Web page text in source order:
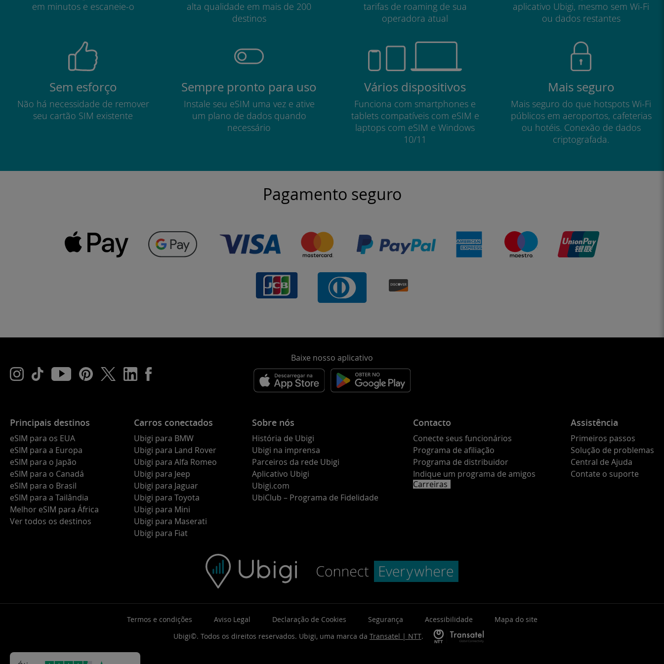
em minutos e escaneie-o
alta qualidade em mais de 200
destinos
tarifas de roaming de sua
operadora atual
aplicativo Ubigi, mesmo sem Wi-Fi
ou dados restantes
Sem esforço
Não há necessidade de remover
seu cartão SIM existente
Sempre pronto para uso
Instale seu eSIM uma vez e ative
um plano de dados quando
necessário
Vários dispositivos
Funciona com smartphones e
tablets compatíveis com eSIM e
laptops com eSIM e Windows
10/11
Mais seguro
Mais seguro do que hotspots Wi-Fi
públicos em aeroportos, cafeterias
ou hotéis. Conexão de dados
criptografada.
Pagamento seguro
Baixe nosso aplicativo
Principais destinos
eSIM para os EUA
eSIM para a Europa
eSIM para o Japão
eSIM para o Canadá
eSIM para o Brasil
eSIM para a Tailândia
Melhor eSIM para África
Ver todos os destinos
Carros conectados
Ubigi para BMW
Ubigi para Land Rover
Ubigi para Alfa Romeo
Ubigi para Jeep
Ubigi para Jaguar
Ubigi para Toyota
Ubigi para Mini
Ubigi para Maserati
Ubigi para Fiat
Sobre nós
História de Ubigi
Ubigi na imprensa
Parceiros da rede Ubigi
Aplicativo Ubigi
Ubigi.com
UbiClub – Programa de Fidelidade
Contacto
Conecte seus funcionários
Programa de afiliação
Programa de distribuidor
Indique um programa de amigos
Carreiras
Assistência
Primeiros passos
Solução de problemas
Central de Ajuda
Contate o suporte
Termos e condições Aviso Legal Declaração de Cookies Segurança Acessibilidade
Mapa do site
Ubigi©. Todos os direitos reservados. Ubigi, uma marca da Transatel | NTT.